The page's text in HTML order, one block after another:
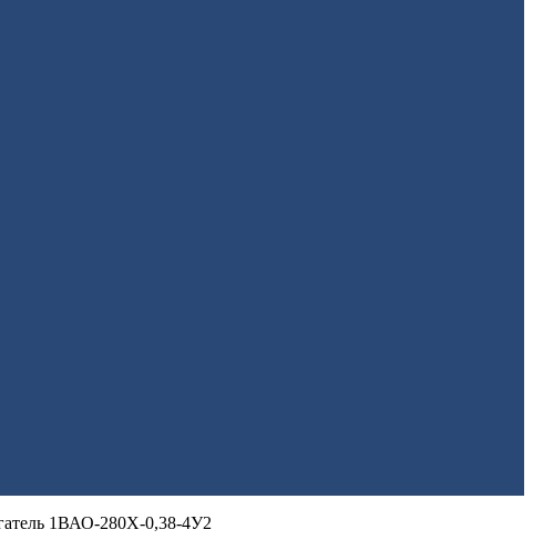
1ВАО-280Х-0,38-4У2